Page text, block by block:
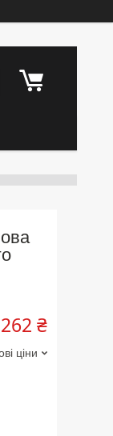
262 ₴
ціни